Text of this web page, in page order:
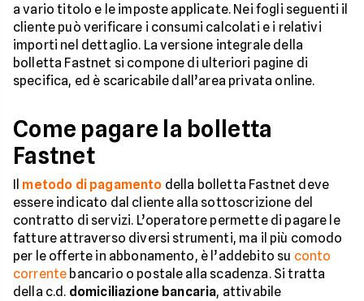
a vario titolo e le imposte applicate. Nei fogli seguenti il
cliente può verificare i consumi calcolati e i relativi
importi nel dettaglio. La versione integrale della
bolletta Fastnet si compone di ulteriori pagine di
specifica, ed è scaricabile dall’area privata online.
Come pagare la bolletta
Fastnet
Il metodo di pagamento della bolletta Fastnet deve
essere indicato dal cliente alla sottoscrizione del
contratto di servizi. L’operatore permette di pagare le
fatture attraverso diversi strumenti, ma il più comodo
per le offerte in abbonamento, è l’addebito su conto
corrente bancario o postale alla scadenza. Si tratta
della c.d. domiciliazione bancaria, attivabile